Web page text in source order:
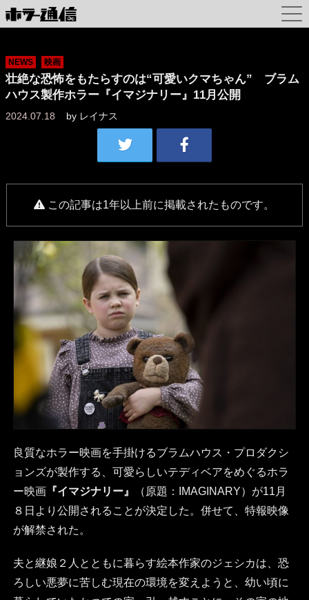
NEWS 映画
壮絶な恐怖をもたらすのは“可愛いクマちゃん” ブラム
ハウス製作ホラー『イマジナリー』11月公開
2024.07.18 by レイナス
この記事は1年以上前に掲載されたものです。
良質なホラー映画を手掛けるブラムハウス・プロダクシ
ョンズが製作する、可愛らしいテディベアをめぐるホラ
ー映画『イマジナリー』
（原題：IMAGINARY）が11月
８日より公開されることが決定した。併せて、特報映像
が解禁された。
夫と継娘２人とともに暮らす絵本作家のジェシカは、恐
ろしい悪夢に苦しむ現在の環境を変えようと、幼い頃に